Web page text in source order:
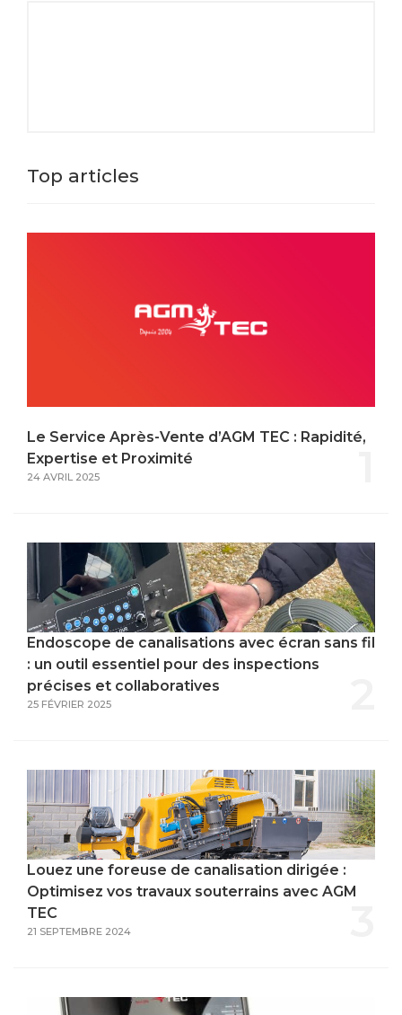
Top articles
Le Service Après-Vente d’AGM TEC : Rapidité,
Expertise et Proximité
24 AVRIL 2025
Endoscope de canalisations avec écran sans fil
: un outil essentiel pour des inspections
précises et collaboratives
25 FÉVRIER 2025
Louez une foreuse de canalisation dirigée :
Optimisez vos travaux souterrains avec AGM
TEC
21 SEPTEMBRE 2024